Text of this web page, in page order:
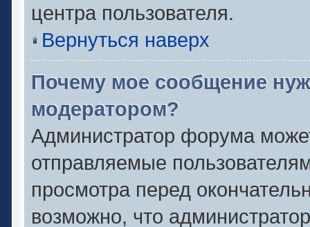
центра пользователя.
Вернуться наверх
Почему мое сообщение
модератором?
Администратор форума
отправляемые
просмотра перед
возможно, что